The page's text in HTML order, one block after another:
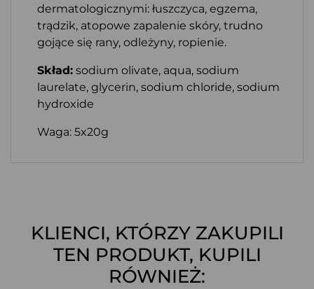
dermatologicznymi: łuszczyca, egzema,
trądzik, atopowe zapalenie skóry, trudno
gojące się rany, odleżyny, ropienie.
Skład: sodium olivate, aqua, sodium
laurelate, glycerin, sodium chloride, sodium
hydroxide
Waga: 5x20g
KLIENCI, KTÓRZY ZAKUPILI
TEN PRODUKT, KUPILI
RÓWNIEŻ: